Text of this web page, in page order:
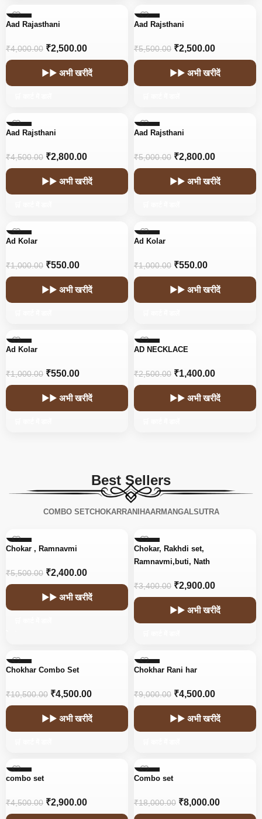
-38%
Aad Rajasthani
₹4,000.00 ₹2,500.00
▶▶ अभी खरीदें
-55%
Aad Rajsthani
₹5,500.00 ₹2,500.00
▶▶ अभी खरीदें
-38%
Aad Rajsthani
₹4,500.00 ₹2,800.00
▶▶ अभी खरीदें
-44%
Aad Rajsthani
₹5,000.00 ₹2,800.00
▶▶ अभी खरीदें
-45%
Ad Kolar
₹1,000.00 ₹550.00
▶▶ अभी खरीदें
-45%
Ad Kolar
₹1,000.00 ₹550.00
▶▶ अभी खरीदें
-45%
Ad Kolar
₹1,000.00 ₹550.00
▶▶ अभी खरीदें
-44%
AD NECKLACE
₹2,500.00 ₹1,400.00
▶▶ अभी खरीदें
Best Sellers
COMBO SETCHOKARRANIHAARMANGALSUTRA
-56%
Chokar , Ramnavmi
₹5,500.00 ₹2,400.00
▶▶ अभी खरीदें
-15%
Chokar, Rakhdi set,
Ramnavmi,buti, Nath
₹3,400.00 ₹2,900.00
▶▶ अभी खरीदें
-57%
Chokhar Combo Set
₹10,500.00 ₹4,500.00
▶▶ अभी खरीदें
-50%
Chokhar Rani har
₹9,000.00 ₹4,500.00
▶▶ अभी खरीदें
-36%
combo set
₹4,500.00 ₹2,900.00
-56%
Combo set
₹18,000.00 ₹8,000.00